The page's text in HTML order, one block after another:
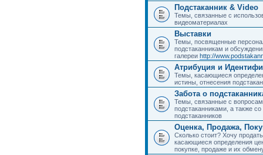
Подстаканник & Video
Темы, связанные с
видеоматериалах
Выставки
Темы, посвященные
подстаканникам и
галереи http://
Атрибуция и
Темы, касающиеся
истины, отнесения
Забота о
Темы, связанные с
подстаканниками, а также
подстаканников
Оценка, Продажа,
Сколько стоит? Хочу
касающиеся определения
покупке, продаже и их